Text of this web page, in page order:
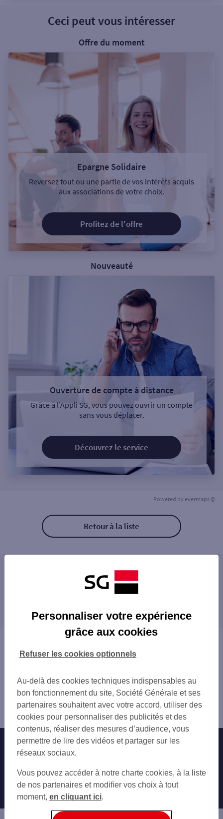
Ceci peut vous intéresser
Offre du moment
Epargne Solidaire
Reversez tout ou une partie de vos intérêts acquis
aux associations de votre choix.
Profitez de l'offre
Nouveauté
Ouverture de compte à distance
Grâce à l’Appli SG, vous pouvez ouvrir un compte
sans vous déplacer.
Découvrez le service
Powered by evermaps ©
Retour à la liste
Les distributeurs/automates à proximité
LA TOUR DE SALVAGNY 6 C AV DE L HIP
ECULLY 16 AV DE VEYSSIERE
DARDILLY
CRAPONNE
CRAPONNE 96 AV EDOUARD MILLAUD
TASSIN ETOILE ALAI
FRANCHEVILLE BEL AIR
CHAMPAGNE AU MONT D'OR 46 AV LANESS
LYON VAISE PL PARIS
LYON 22 RUE SERGENT MICHEL BERTHE
LYON 120 RUE SAINT CYR
LYON 4 RUE DES AQUEDUCS
LYON POINT DU JOUR
LYON BERTHET
proximité
TASSIN-LA-DEMI-LUNE
CRAPONNE
SAINTE-FOY-LÈS-LYON
CALUIRE-ET-CUIRE
OULLINS
SAINT-GENIS-LAVAL
PIERRE-BÉNITE
VILLEURBANNE
BRIGNAIS
SAINT-FONS
RILLIEUX-LA-PAPE
VAULX-EN-VELIN
Vous êtes ici : Accueil
Trouver une agence bancaire
Rhône
Charbonnières les Bains
Distributeur/automate CHARBONNIERES LES BAINS 5 AV
GAL DE
Nos engagements Nous contacter
Autres sites SG
Professionnels
Entreprises
Personnaliser votre expérience
grâce aux cookies
Au-delà des cookies techniques indispensables au
bon fonctionnement du site, Société Générale et ses
partenaires souhaitent avec votre accord, utiliser des
cookies pour personnaliser des publicités et des
contenus, réaliser des mesures d’audience, vous
permettre de lire des vidéos et partager sur les
réseaux sociaux.
Vous pouvez accéder à notre charte cookies, à la liste
de nos partenaires et modifier vos choix à tout
moment, en cliquant ici.
Refuser les cookies optionnels